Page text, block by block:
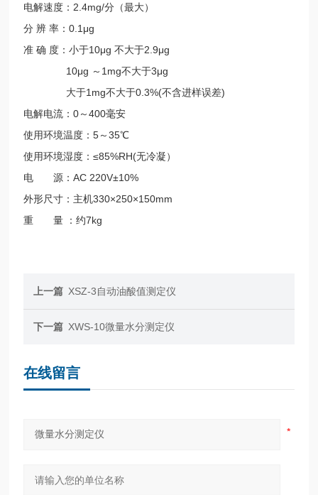
电解速度：2.4mg/分（最大）
分 辨 率：0.1μg
准 确 度：小于10μg 不大于2.9μg
10μg ～1mg不大于3μg
大于1mg不大于0.3%(不含进样误差)
电解电流：0～400毫安
使用环境温度：5～35℃
使用环境湿度：≤85%RH(无冷凝）
电 源：AC 220V±10%
外形尺寸：主机330×250×150mm
重 量 ：约7kg
上一篇 XSZ-3自动油酸值测定仪
下一篇 XWS-10微量水分测定仪
在线留言